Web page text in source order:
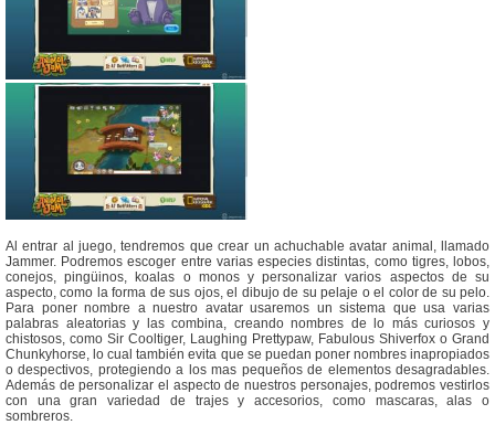
Al entrar al juego, tendremos que crear un achuchable avatar animal, llamado
Jammer. Podremos escoger entre varias especies distintas, como tigres, lobos,
conejos, pingüinos, koalas o monos y personalizar varios aspectos de su
aspecto, como la forma de sus ojos, el dibujo de su pelaje o el color de su pelo.
Para poner nombre a nuestro avatar usaremos un sistema que usa varias
palabras aleatorias y las combina, creando nombres de lo más curiosos y
chistosos, como Sir Cooltiger, Laughing Prettypaw, Fabulous Shiverfox o Grand
Chunkyhorse, lo cual también evita que se puedan poner nombres inapropiados
o despectivos, protegiendo a los mas pequeños de elementos desagradables.
Además de personalizar el aspecto de nuestros personajes, podremos vestirlos
con una gran variedad de trajes y accesorios, como mascaras, alas o
sombreros.